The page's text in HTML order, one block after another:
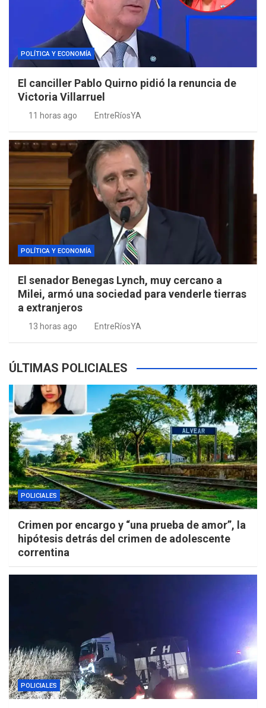
POLÍTICA Y ECONOMÍA
El canciller Pablo Quirno pidió la renuncia de
Victoria Villarruel
11 horas ago EntreRíosYA
POLÍTICA Y ECONOMÍA
El senador Benegas Lynch, muy cercano a
Milei, armó una sociedad para venderle tierras
a extranjeros
13 horas ago EntreRíosYA
ÚLTIMAS POLICIALES
POLICIALES
Crimen por encargo y “una prueba de amor”, la
hipótesis detrás del crimen de adolescente
correntina
POLICIALES